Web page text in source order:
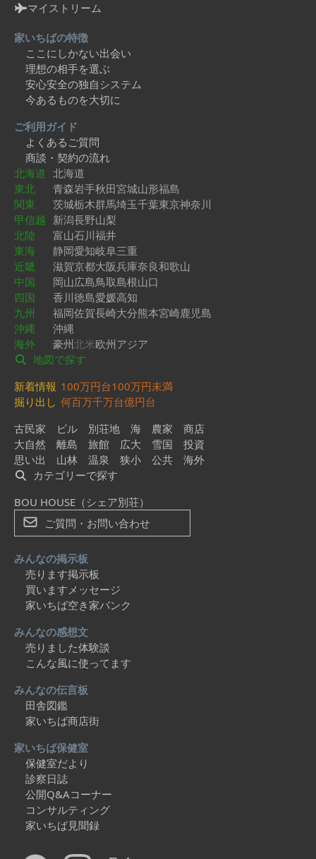
マイストリーム
家いちばの特徴
ここにしかない出会い
理想の相手を選ぶ
安心安全の独自システム
今あるものを大切に
ご利用ガイド
よくあるご質問
商談・契約の流れ
北海道 北海道
東北
青森岩手秋田宮城山形福島
関東
茨城栃木群馬埼玉千葉東京神奈川
甲信越 新潟長野山梨
北陸
富山石川福井
東海
静岡愛知岐阜三重
近畿
滋賀京都大阪兵庫奈良和歌山
中国
岡山広島鳥取島根山口
四国
香川徳島愛媛高知
九州
福岡佐賀長崎大分熊本宮崎鹿児島
沖縄
沖縄
海外
豪州北米欧州アジア
地図で探す
新着情報 100万円台100万円未満
掘り出し 何百万千万台億円台
古民家
ビル 別荘地 海 農家
商店
大自然
離島 旅館 広大 雪国
投資
思い出
山林 温泉 狭小 公共
海外
カテゴリーで探す
BOU HOUSE（シェア別荘）
ご質問・お問い合わせ
みんなの掲示板
売ります掲示板
買いますメッセージ
家いちば空き家バンク
みんなの感想文
売りました体験談
こんな風に使ってます
みんなの伝言板
田舎図鑑
家いちば商店街
家いちば保健室
保健室だより
診察日誌
公開Q&Aコーナー
コンサルティング
家いちば見聞録